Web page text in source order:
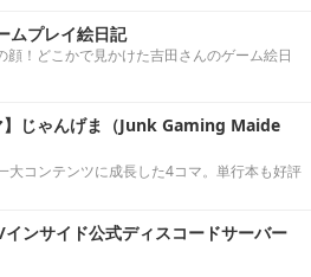
ムプレイ絵日記
顔！どこかで見かけた吉田さんのゲーム絵日
】じゃんげま（Junk Gaming Maide
大コンテンツに成長した4コマ。単行本も好評
ンサイド公式ディスコードサーバー